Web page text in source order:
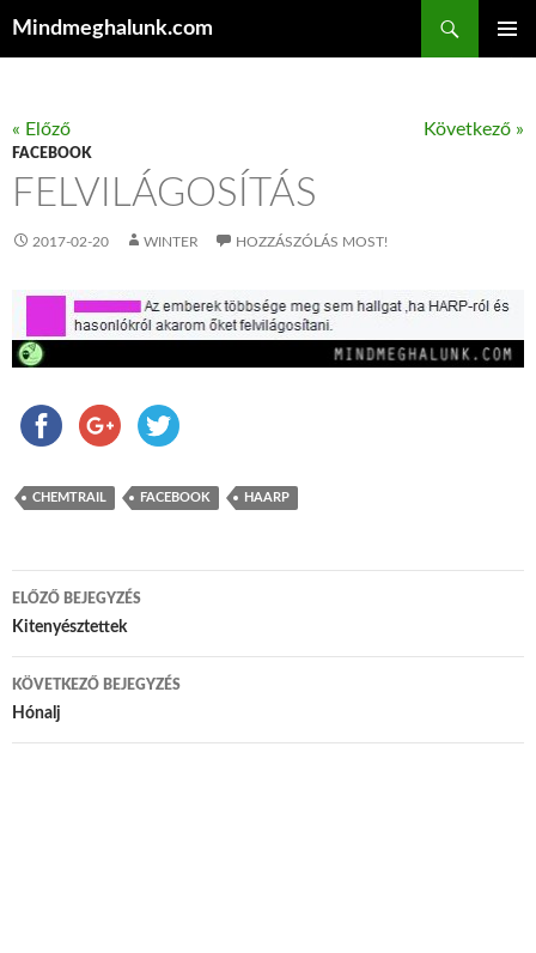
Mindmeghalunk.com
« Előző Következő »
FACEBOOK
FELVILÁGOSÍTÁS
2017-02-20 WINTER HOZZÁSZÓLÁS MOST!
CHEMTRAIL FACEBOOK HAARP
Bejegyzés navigáció
ELŐZŐ BEJEGYZÉS
Kitenyésztettek
KÖVETKEZŐ BEJEGYZÉS
Hónalj